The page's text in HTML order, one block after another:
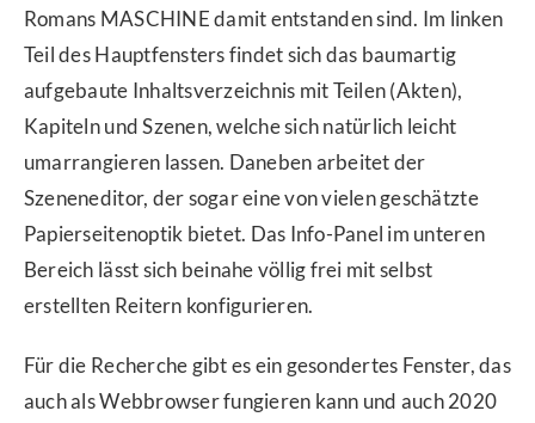
Romans MASCHINE damit entstanden sind. Im linken
Teil des Hauptfensters findet sich das baumartig
aufgebaute Inhaltsverzeichnis mit Teilen (Akten),
Kapiteln und Szenen, welche sich natürlich leicht
umarrangieren lassen. Daneben arbeitet der
Szeneneditor, der sogar eine von vielen geschätzte
Papierseitenoptik bietet. Das Info-Panel im unteren
Bereich lässt sich beinahe völlig frei mit selbst
erstellten Reitern konfigurieren.
Für die Recherche gibt es ein gesondertes Fenster, das
auch als Webbrowser fungieren kann und auch 2020